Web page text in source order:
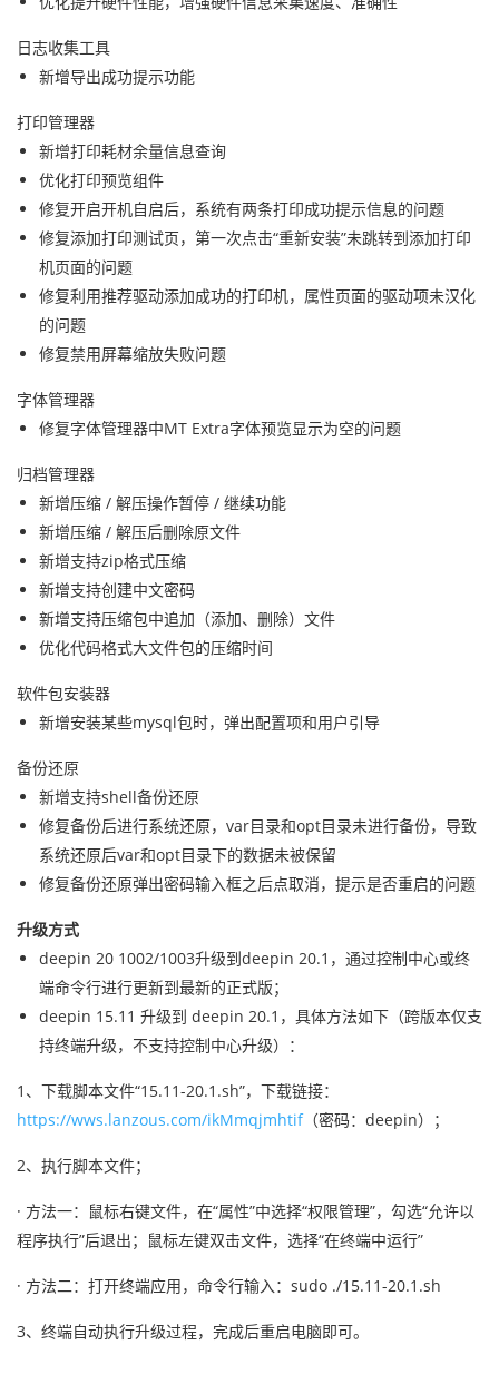
日志收集工具
新增导出成功提示功能
打印管理器
新增打印耗材余量信息查询
优化打印预览组件
修复开启开机自启后，系统有两条打印成功提示信息的问题
修复添加打印测试页，第一次点击“重新安装”未跳转到添加打印
机页面的问题
修复利用推荐驱动添加成功的打印机，属性页面的驱动项未汉化
的问题
修复禁用屏幕缩放失败问题
字体管理器
修复字体管理器中MT Extra字体预览显示为空的问题
归档管理器
新增压缩 / 解压操作暂停 / 继续功能
新增压缩 / 解压后删除原文件
新增支持zip格式压缩
新增支持创建中文密码
新增支持压缩包中追加（添加、删除）文件
优化代码格式大文件包的压缩时间
软件包安装器
新增安装某些mysql包时，弹出配置项和用户引导
备份还原
新增支持shell备份还原
修复备份后进行系统还原，var目录和opt目录未进行备份，导致
系统还原后var和opt目录下的数据未被保留
修复备份还原弹出密码输入框之后点取消，提示是否重启的问题
升级方式
deepin 20 1002/1003升级到deepin 20.1，通过控制中心或终
端命令行进行更新到最新的正式版；
deepin 15.11 升级到 deepin 20.1， 具体方法如下 （跨版本仅支
持终端升级，不支持控制中心升级） ：
1、下载脚本文件“15.11-20.1.sh”，下载链接：
https://wws.lanzous.com/ikMmqjmhtif（密码：deepin） ；
2、执行脚本文件；
· 方法一：鼠标右键文件，在“属性”中选择“权限管理”，勾选“允许以
程序执行”后退出；鼠标左键双击文件，选择“在终端中运行”
· 方法二：打开终端应用，命令行输入：sudo ./15.11-20.1.sh
3、终端自动执行升级过程，完成后重启电脑即可。